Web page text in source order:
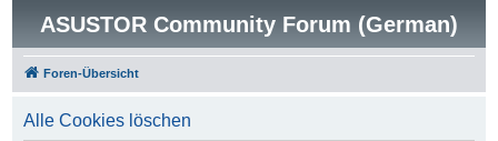
ASUSTOR Community Forum (German)
Foren-Übersicht
Alle Cookies löschen